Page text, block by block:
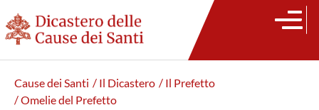
Cause dei Santi / Il Dicastero / Il Prefetto
/ Omelie del Prefetto